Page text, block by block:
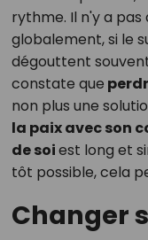
rythme. Il n'y a pas
globalement, si le
dégouttent
constate que
non plus une
la paix avec son
de soiest long et
tôt possible, cela
Changer